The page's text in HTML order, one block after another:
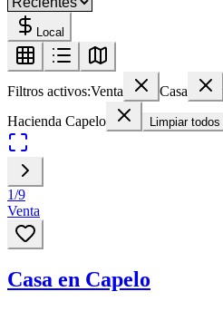
Local
Filtros activos:Venta Casa
Hacienda Capelo
Limpiar todos
1/9
Venta
Casa en Capelo